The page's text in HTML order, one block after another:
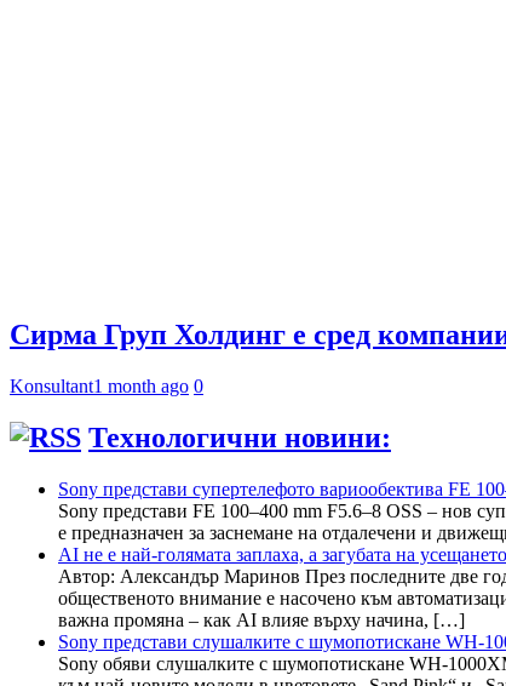
Сирма Груп Холдинг е сред
Konsultant1 month ago 0
Технологични новини:
Sony представи супертелефото вариообектива FE
Sony представи FE 100–400 mm F5.6–8 OSS – нов
е предназначен за заснемане на отдалечени и
AI не е най-голямата заплаха, а загубата на
Автор: Александър Маринов През последните две
общественото внимание е насочено към
важна промяна – как AI влияе върху начина, […]
Sony представи слушалките с шумопотискане WH-
Sony обяви слушалките с шумопотискане WH-